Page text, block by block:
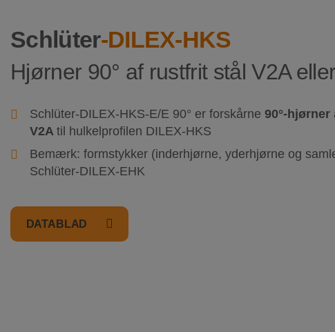
Schlüter-DILEX-HKS
Hjørner 90° af rustfrit stål V2A
Schlüter-DILEX-HKS-E/E 90° er forskårne 90°-hjørner
V2A til hulkelprofilen DILEX-HKS
Bemærk: formstykker (inderhjørne, yderhjørne og
Schlüter-DILEX-EHK
DATABLAD